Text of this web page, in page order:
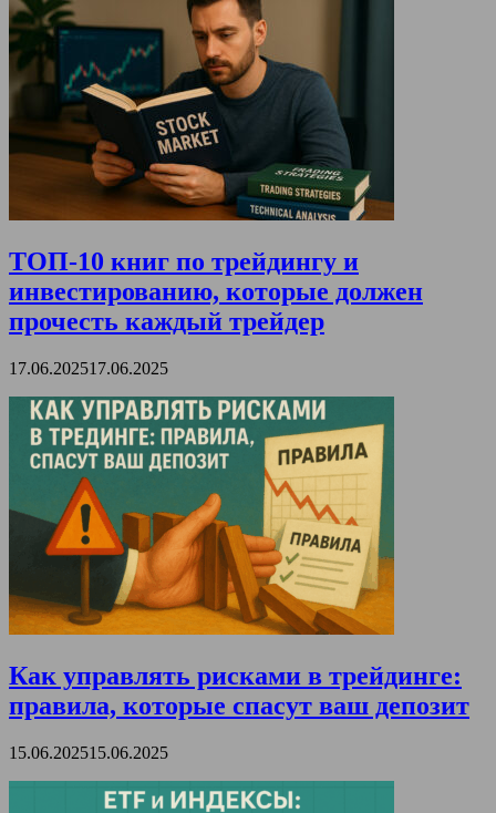
ТОП-10 книг по трейдингу и
инвестированию, которые должен
прочесть каждый трейдер
17.06.202517.06.2025
Как управлять рисками в трейдинге:
правила, которые спасут ваш депозит
15.06.202515.06.2025